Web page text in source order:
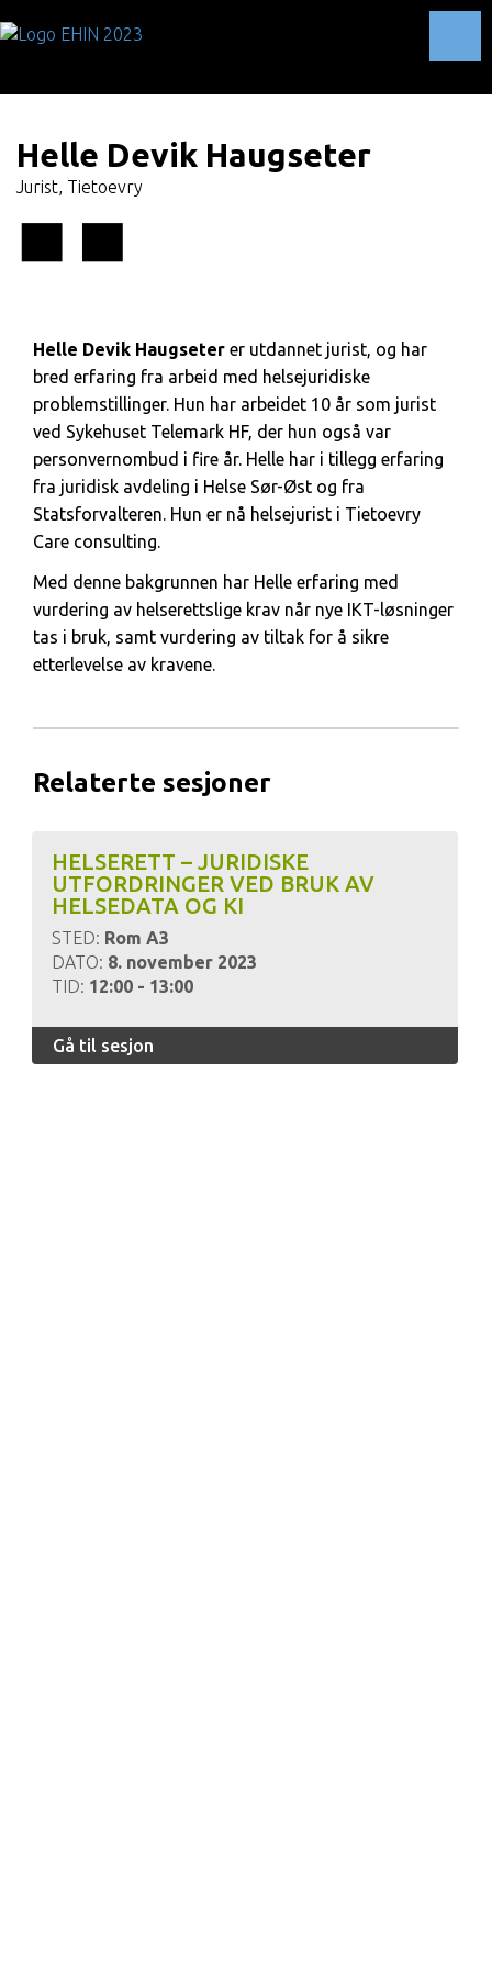
Helle Devik Haugseter
Jurist, Tietoevry
Helle Devik Haugseter er utdannet jurist, og har
bred erfaring fra arbeid med helsejuridiske
problemstillinger. Hun har arbeidet 10 år som jurist
ved Sykehuset Telemark HF, der hun også var
personvernombud i fire år. Helle har i tillegg erfaring
fra juridisk avdeling i Helse Sør-Øst og fra
Statsforvalteren. Hun er nå helsejurist i Tietoevry
Care consulting.
Med denne bakgrunnen har Helle erfaring med
vurdering av helserettslige krav når nye IKT-løsninger
tas i bruk, samt vurdering av tiltak for å sikre
etterlevelse av kravene.
Relaterte sesjoner
HELSERETT – JURIDISKE
UTFORDRINGER VED BRUK AV
HELSEDATA OG KI
STED: Rom A3
DATO: 8. november 2023
TID: 12:00 - 13:00
Gå til sesjon